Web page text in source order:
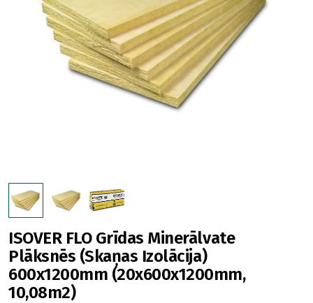
ISOVER FLO Grīdas Minerālvate
Plāksnēs (Skaņas Izolācija)
600x1200mm (20x600x1200mm,
10,08m2)